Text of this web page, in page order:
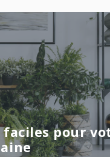
faciles pour